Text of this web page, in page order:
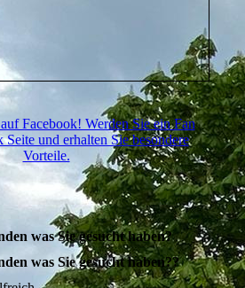
Facebook! Werden Sie ein Fan
Seite und erhalten Sie besondere
Vorteile.
was Sie gesucht haben?
was Sie gesucht haben??